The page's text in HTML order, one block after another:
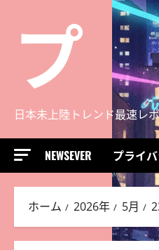
プ
日本未上陸トレンド最速レ
NEWSEVER プライ
ホーム 2026年 5月